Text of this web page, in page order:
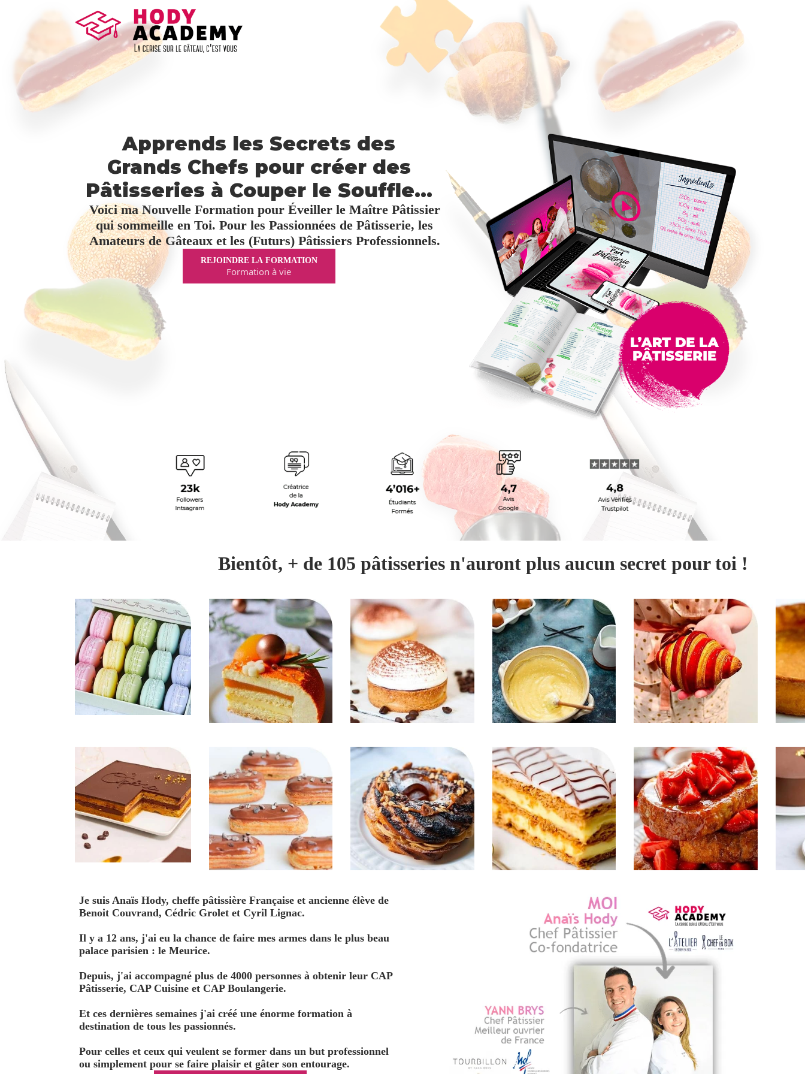
Apprends les Secrets des
Grands Chefs pour créer des
Pâtisseries à Couper le Souffle...
Voici ma Nouvelle Formation pour Éveiller le Maître Pâtissier
qui sommeille en Toi. Pour les Passionnées de Pâtisserie, les
Amateurs de Gâteaux et les (Futurs) Pâtissiers Professionnels.
REJOINDRE LA FORMATION
Formation à vie
Bientôt, + de 105 pâtisseries n'auront plus aucun secret pour toi !
Je suis Anaïs Hody, cheffe pâtissière Française et ancienne élève de
Benoit Couvrand, Cédric Grolet et Cyril Lignac.
Il y a 12 ans, j'ai eu la chance de faire mes armes dans le plus beau
palace parisien : le Meurice.
Depuis, j'ai accompagné plus de 4000 personnes à obtenir leur CAP
Pâtisserie, CAP Cuisine et CAP Boulangerie.
Et ces dernières semaines j'ai créé une énorme formation à
destination de tous les passionnés.
Pour celles et ceux qui veulent se former dans un but professionnel
ou simplement pour se faire plaisir et gâter son entourage.